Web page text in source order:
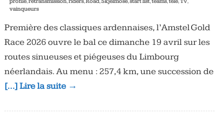
vainqueurs
Première des classiques ardennaises, l’Amstel Gold
Race 2026 ouvre le bal ce dimanche 19 avril sur les
routes sinueuses et piégeuses du Limbourg
néerlandais. Au menu : 257,4 km, une succession de
[…] Lire la suite →